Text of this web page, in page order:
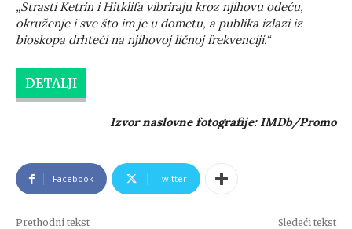
„Strasti Ketrin i Hitklifa vibriraju kroz njihovu odeću,
okruženje i sve što im je u dometu, a publika izlazi iz
bioskopa drhteći na njihovoj ličnoj frekvenciji.“
DETALJI
Izvor naslovne fotografije: IMDb/Promo
Facebook Twitter
Prethodni tekst Sledeći tekst